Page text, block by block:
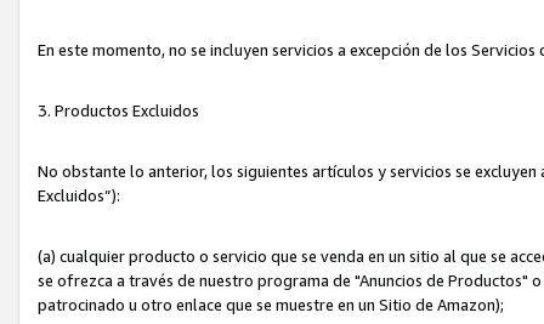
En este momento, no se incluyen servicios a excepción de los
3. Productos Excluidos
No obstante lo anterior, los siguientes artículos y servicios se
Excluidos”):
(a) cualquier producto o servicio que se venda en un sitio al que se
se ofrezca a través de nuestro programa de "Anuncios de Productos"
patrocinado u otro enlace que se muestre en un Sitio de Amazon);